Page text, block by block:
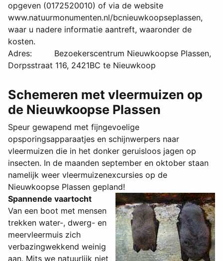
opgeven (0172520010) of via de website
www.natuurmonumenten.nl/bcnieuwkoopseplassen,
waar u nadere informatie aantreft, waaronder de
kosten.
Adres: Bezoekerscentrum Nieuwkoopse Plassen,
Dorpsstraat 116, 2421BC te Nieuwkoop
Schemeren met vleermuizen op
de Nieuwkoopse Plassen
Speur gewapend met fijngevoelige
opsporingsapparaatjes en schijnwerpers naar
vleermuizen die in het donker geruisloos jagen op
insecten. In de maanden september en oktober staan
namelijk weer vleermuizenexcursies op de
Nieuwkoopse Plassen gepland!
Spannende vaartocht
Van een boot met mensen
trekken water-, dwerg- en
meervleermuis zich
verbazingwekkend weinig
aan. Mits we natuurlijk niet